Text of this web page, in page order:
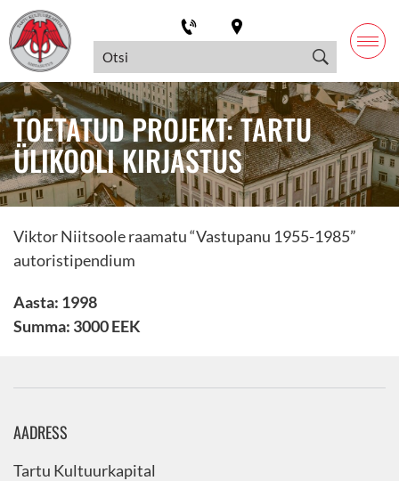
TOETATUD PROJEKT: TARTU
ÜLIKOOLI KIRJASTUS
Viktor Niitsoole raamatu “Vastupanu 1955-1985”
autoristipendium
Aasta: 1998
Summa: 3000 EEK
AADRESS
Tartu Kultuurkapital